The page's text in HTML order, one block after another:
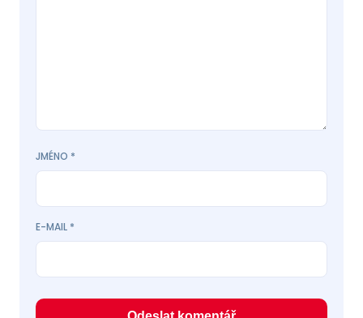
JMÉNO *
E-MAIL *